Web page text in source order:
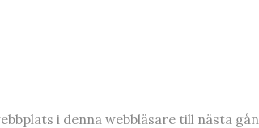
i denna webbläsare till nästa